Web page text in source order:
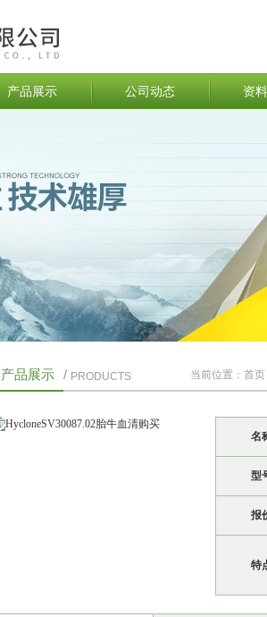
产品展示 公司动态 资
产品展示 / PRODUCTS 当前位置： 首页
名
型
报
特